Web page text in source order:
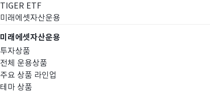
TIGER ETF
미래에셋자산운용
미래에셋자산운용
투자상품
전체 운용상품
주요 상품 라인업
테마 상품